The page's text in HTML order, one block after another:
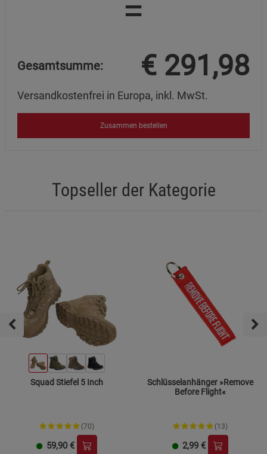
=
Gesamtsumme: € 291,98
Versandkostenfrei in Europa, inkl. MwSt.
Zusammen bestellen
Topseller der Kategorie
Squad Stiefel 5 Inch
(70)
59,90 €
Schlüsselanhänger »Remove
Before Flight«
(13)
2,99 €